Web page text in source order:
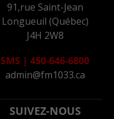
91,rue Saint-Jean
Longueuil (Québec)
J4H 2W8
SMS | 450-646-6800
admin@fm1033.ca
SUIVEZ-NOUS